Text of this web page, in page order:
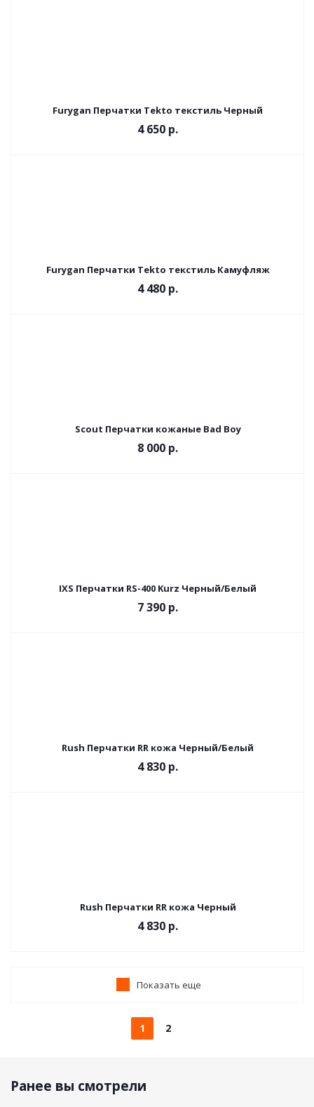
Furygan Перчатки Tekto текстиль Черный
4 650 р.
Furygan Перчатки Tekto текстиль Камуфляж
4 480 р.
Scout Перчатки кожаные Bad Boy
8 000 р.
IXS Перчатки RS-400 Kurz Черный/Белый
7 390 р.
Rush Перчатки RR кожа Черный/Белый
4 830 р.
Rush Перчатки RR кожа Черный
4 830 р.
Показать еще
1 2
Ранее вы смотрели